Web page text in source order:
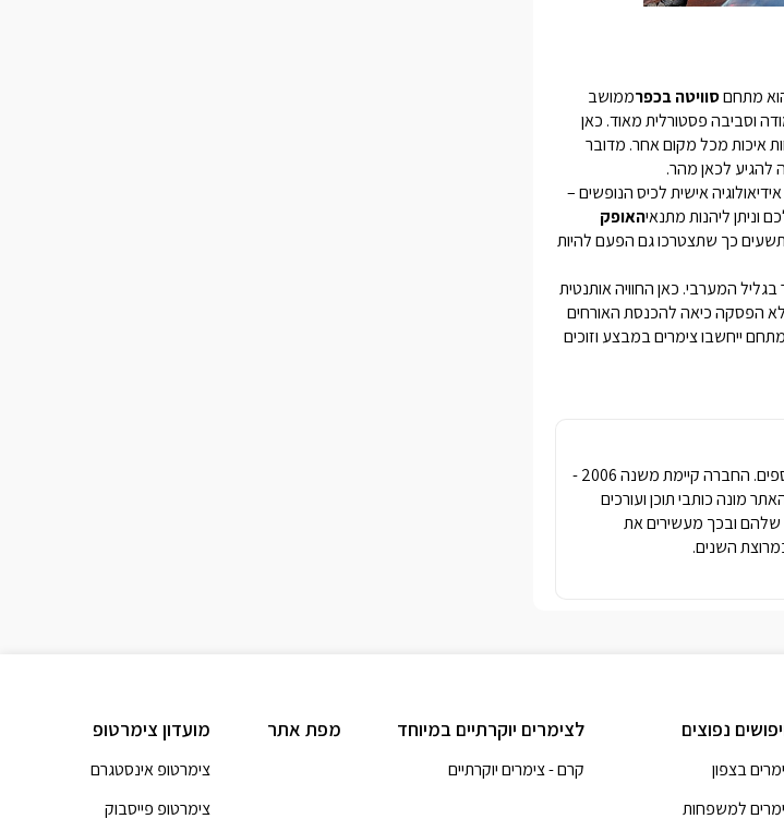
מתחםסוויטה בכפרממושב
וסביבה פסטורלית מאוד. כאן
איכות מכל מקום אחר. מדובר
להגיע לכאן מהר.
אישית לכיס הנופשים –
האופקוניתן ליהנות מתנאי
כך שתצטרכו גם הפעם להיות
המערבי. כאן החוויה אותנטית
הפסקה כיאה להכנסת האורחים
ייחשבוצימרים במבצע וזוכים
חברת פרסומדיה נטגרופ הבעלים של האתר "צימרטופ" ושל פורטלי תיירות נוספים. החברה קיימת משנה 2006 -
האתר מונה כותבי תוכן ועורכים
שלהם ובכך מעשירים את
השנים.
נפוצים
בצפון
למשפחות
לצימרים יוקרתיים במיוחד
קרם - צימרים יוקרתיים
מפת אתר מועדון צימרטופ
צימרטופ אינסטגרם
צימרטופ פייסבוק